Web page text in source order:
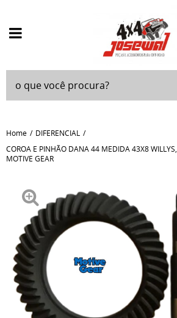
Home
DIFERENCIAL
COROA E PINHÃO DANA 44 MEDIDA 43X8 WILLYS,
MOTIVE GEAR